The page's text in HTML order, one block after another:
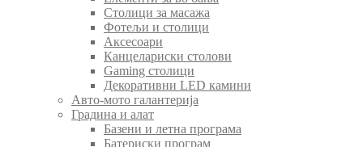
Столици за масажа
Фотељи и столици
Аксесоари
Канцелариски столови
Gaming столици
Декоративни LED камини
Авто-мото галантерија
Градина и алат
Базени и летна програма
Батериски програм